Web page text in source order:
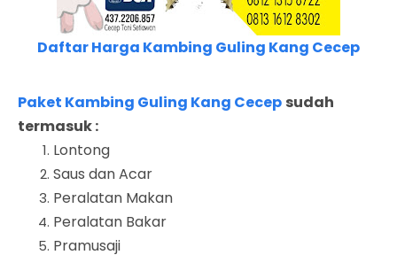
Daftar Harga Kambing Guling Kang Cecep
Paket Kambing Guling Kang Cecep sudah
termasuk :
Lontong
Saus dan Acar
Peralatan Makan
Peralatan Bakar
Pramusaji